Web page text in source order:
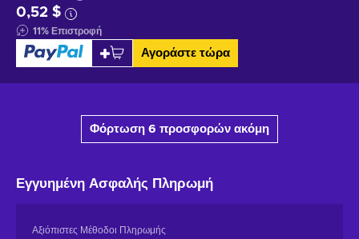
0,52 $
11% Επιστροφή
Αγοράστε τώρα
Φόρτωση 6 προσφορών ακόμη
Εγγυημένη Ασφαλής Πληρωμή
Αξιόπιστες Μέθοδοι Πληρωμής